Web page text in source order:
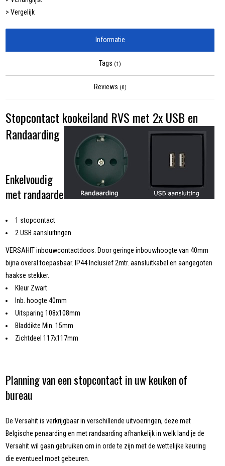
> Vergelijk
Informatie
Tags (1)
Reviews (0)
Stopcontact kookeiland RVS met 2x USB en
Randaarding
Enkelvoudig
met randaarde
1 stopcontact
2 USB aansluitingen
VERSAHIT inbouwcontactdoos. Door geringe inbouwhoogte van 40mm
bijna overal toepasbaar. IP44 Inclusief 2mtr. aansluitkabel en aangegoten
haakse stekker.
Kleur Zwart
Inb. hoogte 40mm
Uitsparing 108x108mm
Bladdikte Min. 15mm
Zichtdeel 117x117mm
Planning van een stopcontact in uw keuken of
bureau
De Versahit is verkrijgbaar in verschillende uitvoeringen, deze met
Belgische penaarding en met randaarding afhankelijk in welk land je de
Versahit wil gaan gebruiken om in orde te zijn met de wettelijke keuring
die eventueel moet gebeuren.